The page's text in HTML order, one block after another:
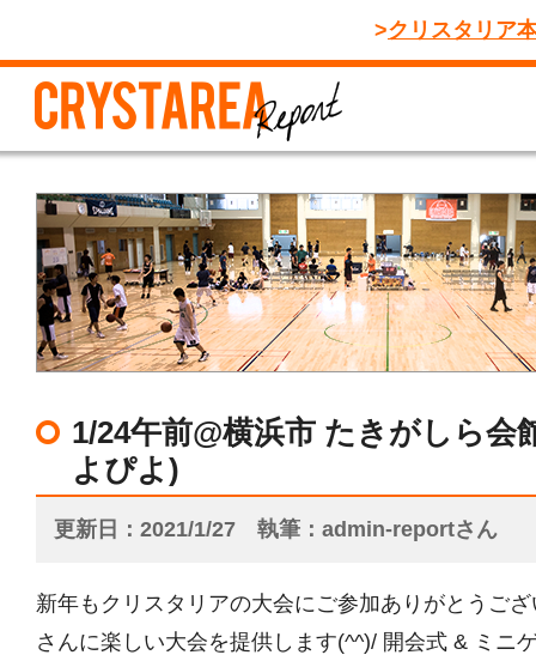
クリスタリア
1/24午前@横浜市 たきがしら
よぴよ)
更新日 2021/1/27 執筆 admin-reportさん
新年もクリスタリアの大会にご参加ありがとうご
さんに楽しい大会を提供します(^^)/ 開会式 & ミニ